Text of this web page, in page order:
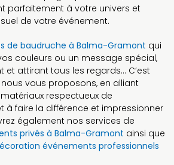
parfaitement à votre univers et
de votre événement.
de baudruche à Balma-Gramont qui
couleurs ou un message spécial,
attirant tous les regards… C’est
vous proposons, en alliant
respectueux de
à faire la différence et impressionner
également nos services de
privés à Balma-Gramont ainsi que
événements professionnels